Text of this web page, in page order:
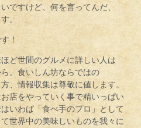
ですけど、何を言ってんだ、
。
！
ど世間のグルメに詳しい人は
。食いしん坊ならではの
、情報収集は尊敬に値します。
店をやっていく事で精いっぱい
いわば「食べ手のプロ」として
世界中の美味しいものを我々に